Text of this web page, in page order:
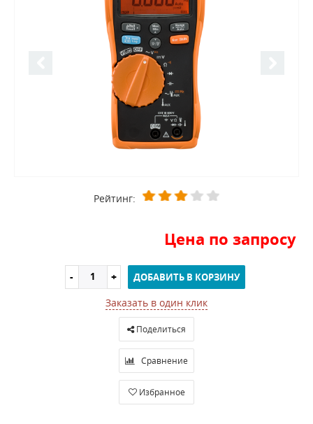
Рейтинг:
Цена по запросу
ДОБАВИТЬ В КОРЗИНУ
Заказать в один клик
Поделиться
Сравнение
Избранное